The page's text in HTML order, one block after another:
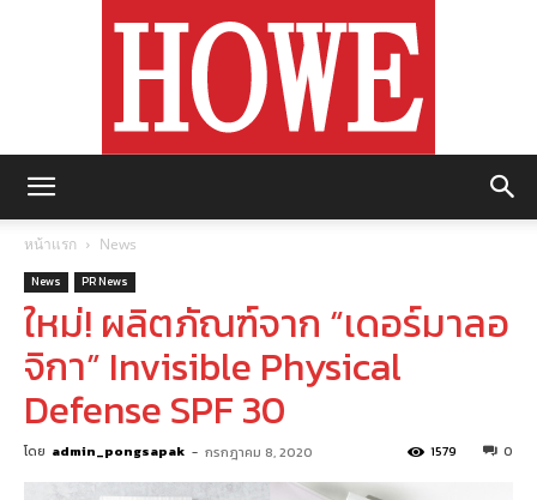
หน้าแรก News
News PR News
ใหม่! ผลิตภัณฑ์จาก “เดอร์มาลอ
จิกา” Invisible Physical
Defense SPF 30
โดย admin_pongsapak - กรกฎาคม 8, 2020 0
1579